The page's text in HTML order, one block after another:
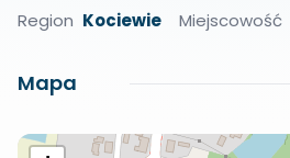
Region Kociewie Miejscowość
Mapa